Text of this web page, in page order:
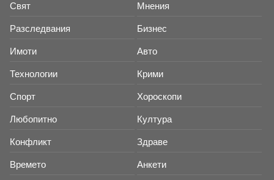
Свят Мнения
Разследвания Бизнес
Имоти Авто
Технологии Крими
Спорт Хороскопи
Любопитно Култура
Конфликт Здраве
Времето Анкети